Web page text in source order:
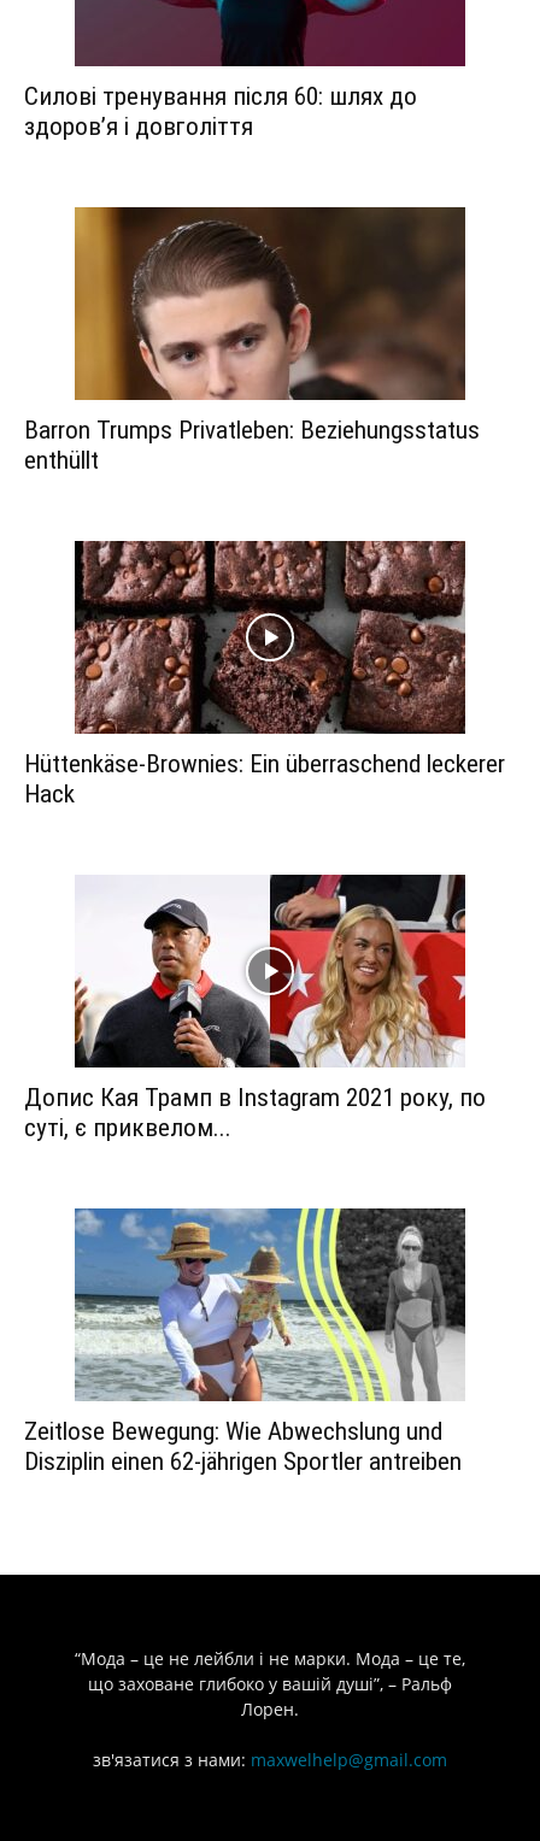
Силові тренування після 60: шлях до
здоров’я і довголіття
Barron Trumps Privatleben: Beziehungsstatus
enthüllt
Hüttenkäse-Brownies: Ein überraschend leckerer
Hack
Допис Кая Трамп в Instagram 2021 року, по
суті, є приквелом...
Zeitlose Bewegung: Wie Abwechslung und
Disziplin einen 62-jährigen Sportler antreiben
“Мода – це не лейбли і не марки. Мода – це те,
що заховане глибоко у вашій душі”, – Ральф
Лорен.
зв'язатися з нами: maxwelhelp@gmail.com